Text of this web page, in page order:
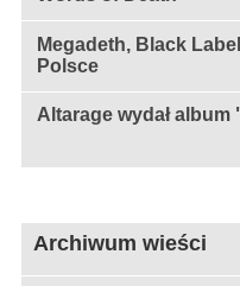
Megadeth, Black
Polsce
Altarage wydał
Archiwum wieści